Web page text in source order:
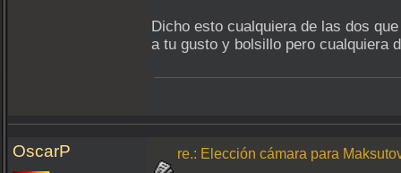
Dicho esto cualquiera de las dos
a tu gusto y bolsillo pero cualquiera
OscarP re.: Elección cámara para